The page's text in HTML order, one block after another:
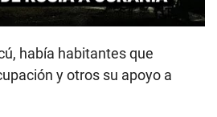
había habitantes que
y otros su apoyo a